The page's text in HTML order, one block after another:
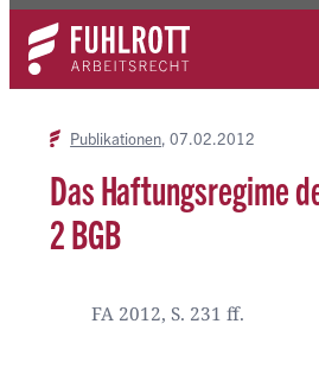
Zum
Inhalt
springen
Kontakt
Publikationen 07.02.2012
Das Haftungsregime
2 BGB
FA 2012, S. 231 ff.